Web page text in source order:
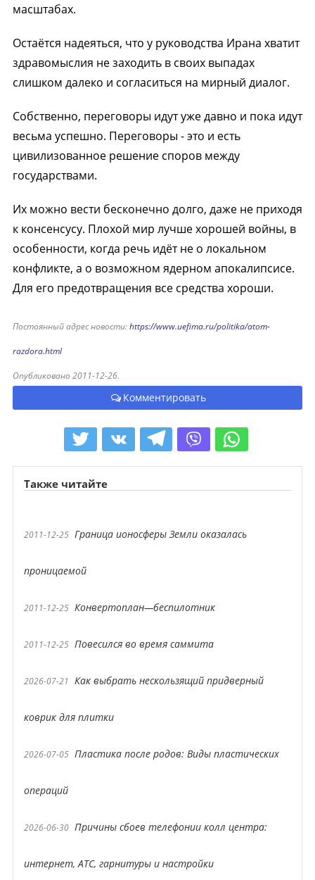
масштабах.
Остаётся надеяться, что у руководства Ирана хватит
здравомыслия не заходить в своих выпадах
слишком далеко и согласиться на мирный диалог.
Собственно, переговоры идут уже давно и пока идут
весьма успешно. Переговоры - это и есть
цивилизованное решение споров между
государствами.
Их можно вести бесконечно долго, даже не приходя
к консенсусу. Плохой мир лучше хорошей войны, в
особенности, когда речь идёт не о локальном
конфликте, а о возможном ядерном апокалипсисе.
Для его предотвращения все средства хороши.
Постоянный адрес новости:https://www.uefima.ru/politika/atom-
razdora.html
Опубликовано 2011-12-26.
Комментировать
Также читайте
2011-12-25 Граница ионосферы Земли оказалась
проницаемой
2011-12-25 Конвертоплан—беспилотник
2011-12-25 Повесился во время саммита
2026-07-21 Как выбрать нескользящий придверный
коврик для плитки
2026-07-05 Пластика после родов: Виды пластических
операций
2026-06-30 Причины сбоев телефонии колл центра:
интернет, АТС, гарнитуры и настройки